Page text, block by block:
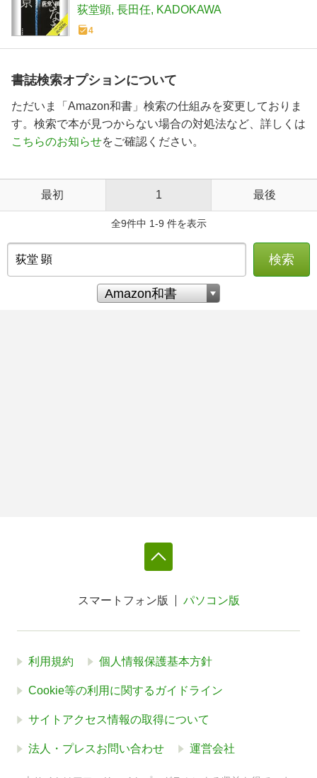
荻堂顕 長田任 KADOKAWA
4
書誌検索オプションについて
ただいま「Amazon和書」検索の仕組みを変更しておりま
す。検索で本が見つからない場合の対処法など、詳しくは
こちらのお知らせをご確認ください。
最初 1 最後
全9件中 1-9 件を表示
検索
スマートフォン版 パソコン版
利用規約 個人情報保護基本方針
Cookie等の利用に関するガイドライン
サイトアクセス情報の取得について
法人・プレスお問い合わせ 運営会社